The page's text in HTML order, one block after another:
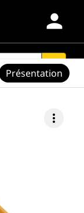
person
search
more_vert
Présentation